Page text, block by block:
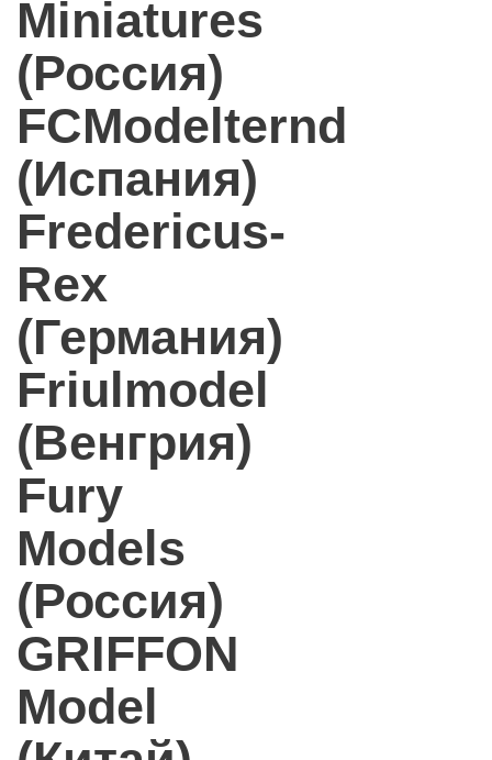
Miniatures
(Россия)
FCModelternd
(Испания)
Fredericus-
Rex
(Германия)
Friulmodel
(Венгрия)
Fury
Models
(Россия)
GRIFFON
Model